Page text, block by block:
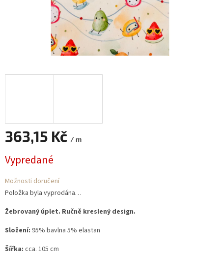
363,15 Kč / m
cena:
Vypredané
Možnosti doručení
Položka byla vyprodána…
Žebrovaný úplet. Ručně kreslený design.
Složení: 95% bavlna 5% elastan
Šířka: cca. 105 cm